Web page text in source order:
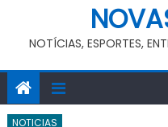
NOTÍCIAS, ESPORTES,
NOTICIAS